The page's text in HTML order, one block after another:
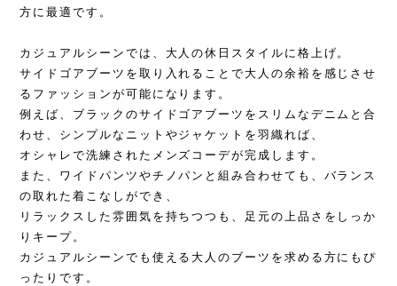
方に最適です。
カジュアルシーンでは、大人の休日スタイルに格上げ。
サイドゴアブーツを取り入れることで大人の余裕を感じさせ
るファッションが可能になります。
例えば、ブラックのサイドゴアブーツをスリムなデニムと合
わせ、シンプルなニットやジャケットを羽織れば、
オシャレで洗練されたメンズコーデが完成します。
また、ワイドパンツやチノパンと組み合わせても、バランス
の取れた着こなしができ、
リラックスした雰囲気を持ちつつも、足元の上品さをしっか
りキープ。
カジュアルシーンでも使える大人のブーツを求める方にもぴ
ったりです。